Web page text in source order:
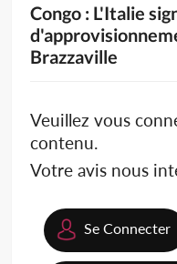
Congo : L'Italie
Brazzaville
Veuillez vous
contenu.
Votre avis nous
Se Connecter